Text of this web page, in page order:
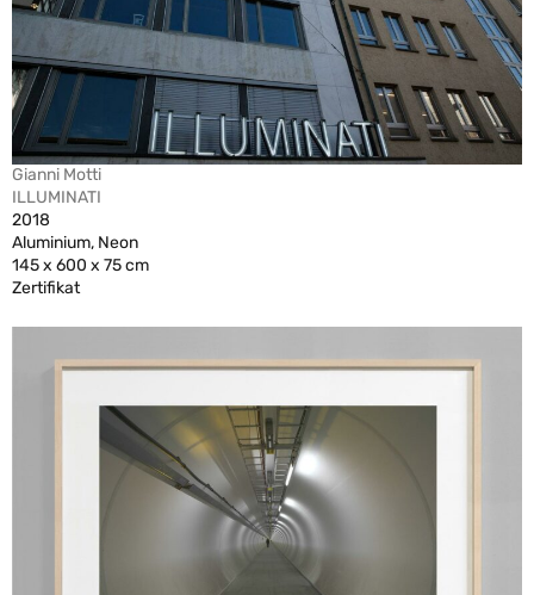
Gianni Motti
ILLUMINATI
2018
Aluminium, Neon
145 x 600 x 75 cm
Zertifikat